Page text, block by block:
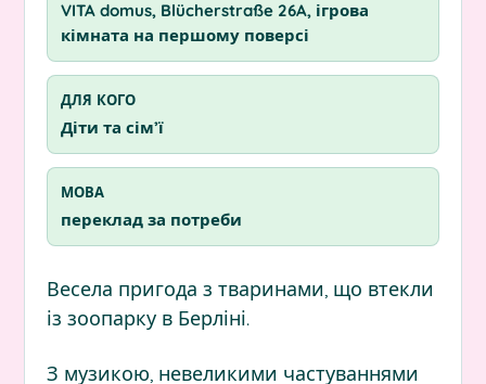
VITA domus, Blücherstraße 26A, ігрова
кімната на першому поверсі
ДЛЯ КОГО
Діти та сім’ї
МОВА
переклад за потреби
Весела пригода з тваринами, що втекли
із зоопарку в Берліні.
З музикою, невеликими частуваннями